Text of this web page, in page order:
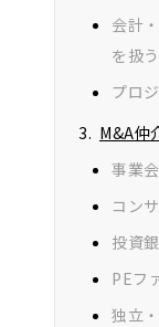
会計
を扱
プロ
M&A仲
事業
コン
投資
PEフ
独立